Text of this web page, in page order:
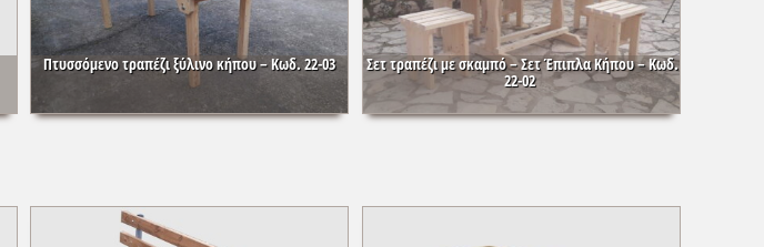
Πτυσσόμενο τραπέζι ξύλινο κήπου – Κωδ. 22-03 Σετ τραπέζι με σκαμπό – Σετ Έπιπλα Κήπου – Κωδ.
22-02